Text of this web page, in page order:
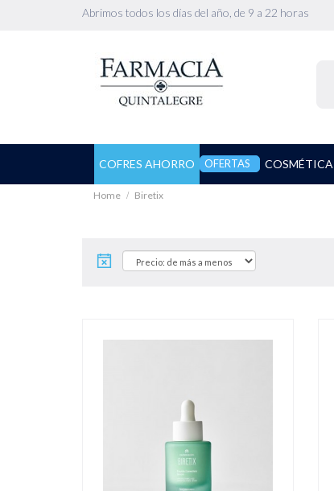
Abrimos todos los días del año, de 9 a 22 horas
COFRES AHORRO OFERTAS COSMÉTICA
Home Biretix